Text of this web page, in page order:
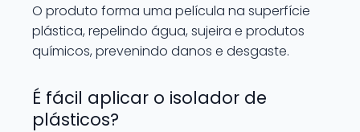
O produto forma uma película na superfície
plástica, repelindo água, sujeira e produtos
químicos, prevenindo danos e desgaste.
É fácil aplicar o isolador de
plásticos?